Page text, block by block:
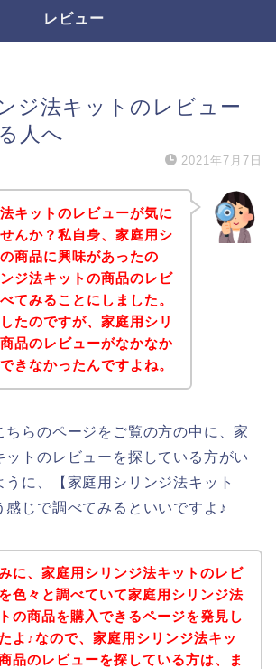
レビュー
ジ法キットのレビュー
人へ
2021年7月7日
キットのレビューが気に
んか？私自身、家庭用シ
商品に興味があったの
ジ法キットの商品のレビ
てみることにしました。
たのですが、家庭用シリ
品のレビューがなかなか
きなかったんですよね。
ちらのページをご覧の方の中に、家
ットのレビューを探している方がい
うに、【家庭用シリンジ法キット
感じで調べてみるといいですよ♪
に、家庭用シリンジ法キットのレビ
色々と調べていて家庭用シリンジ法
の商品を購入できるページを発見し
よ♪なので、家庭用シリンジ法キッ
品のレビューを探している方は、ま